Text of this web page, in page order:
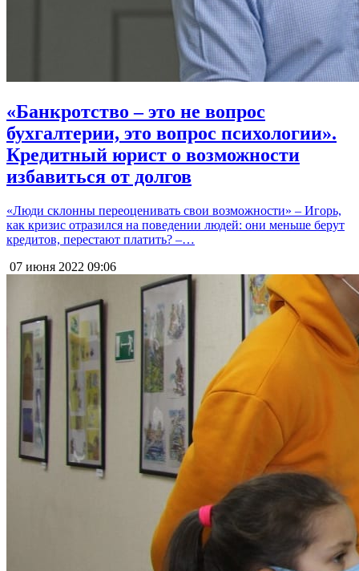
«Банкротство – это не вопрос
бухгалтерии, это вопрос психологии».
Кредитный юрист о возможности
избавиться от долгов
«Люди склонны переоценивать свои возможности» – Игорь,
как кризис отразился на поведении людей: они меньше берут
кредитов, перестают платить? –…
07 июня 2022 09:06